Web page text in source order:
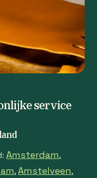
service
Amsterdam,
,Amstelveen,